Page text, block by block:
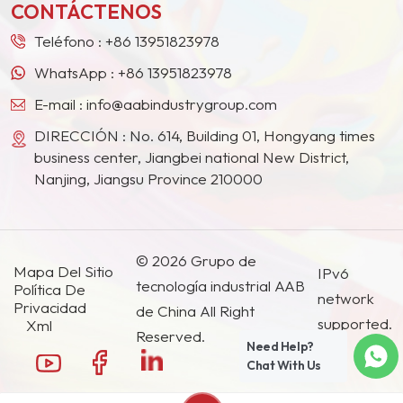
rendimiento y bajo coste.
CONTÁCTENOS
Teléfono : +86 13951823978
WhatsApp : +86 13951823978
E-mail : info@aabindustrygroup.com
DIRECCIÓN : No. 614, Building 01, Hongyang times
business center, Jiangbei national New District,
Nanjing, Jiangsu Province 210000
Mapa Del Sitio
Política De
Privacidad
Xml
© 2026 Grupo de
tecnología industrial AAB
de China All Right
Reserved.
IPv6
network
supported.
Need Help?
Chat With Us